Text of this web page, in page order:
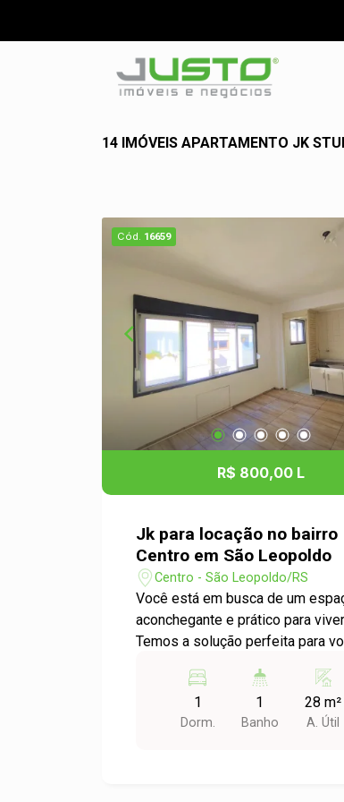
14 IMÓVEIS APARTAMENTO JK
Cód. 16659
R$ 800,00 L
Jk para locação no bairro
Centro em São Leopoldo
Centro - São Leopoldo/RS
Você está em busca de um
aconchegante e prático para
Temos a solução perfeita para
apartamento JK Studio localizado
coração do Centro de São
Características do Apartamento: -
1
Dorm.
1
Banho
28 m²
A. Útil